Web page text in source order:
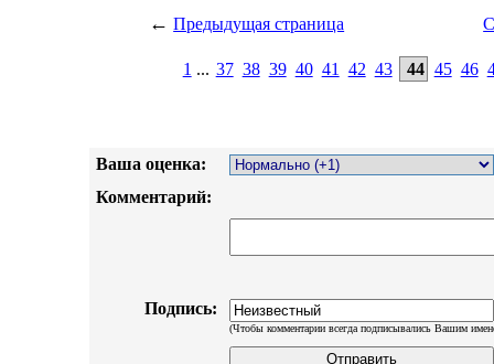
← Предыдущая страница
1 ... 37 38 39 40 41 42 43 44 45 46
Ваша оценка:
Комментарий:
Подпись:
(Чтобы комментарии всегда подписывались Вашим